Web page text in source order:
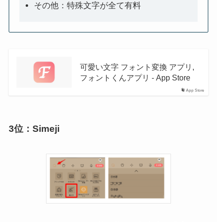
その他：特殊文字が全て有料
App Store
可愛い文字 フォント変換 アプリ,
フォントくんアプリ - App Store
3位：Simeji